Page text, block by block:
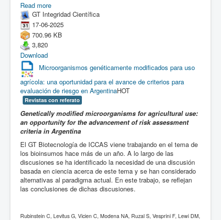
Read more
GT Integridad Científica
17-06-2025
700.96 KB
3,820
Download
Microorganismos genéticamente modificados para uso
agrícola: una oportunidad para el avance de criterios para
evaluación de riesgo en ArgentinaHOT
Revistas con referato
Genetically modified microorganisms for agricultural use:
an opportunity for the advancement of risk assessment
criteria in Argentina
El GT Biotecnología de ICCAS viene trabajando en el tema de
los bioinsumos hace más de un año. A lo largo de las
discusiones se ha identificado la necesidad de una discusión
basada en ciencia acerca de este tema y se han considerado
alternativas al paradigma actual. En este trabajo, se reflejan
las conclusiones de dichas discusiones.
Rubinstein C, Levitus G, Vicien C, Modena NA, Ruzal S, Vesprini F, Lewi DM,